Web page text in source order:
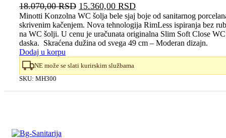
18.070,00RSD Originalna
cena
je
bila:
18.070,00 RSD.
15.360,00 RSDTrenutna
cena
je:
15.360,00 RSD.
Minotti Konzolna WC šolja bele sjaj boje od sanitarnog
skrivenim kačenjem. Nova tehnologija RimLess ispiranja bez
na WC šolji. U cenu je uračunata originalna Slim Soft Close WC
daska. Skraćena dužina od svega 49 cm – Moderan dizajn.
Dodaj u korpu
NE može se slati kurirskim službama
SKU: MH300